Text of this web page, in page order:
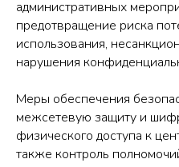
административных
предотвращение риска
использования,
нарушения
Меры обеспечения
межсетевую защиту и
физического доступа к
также контроль